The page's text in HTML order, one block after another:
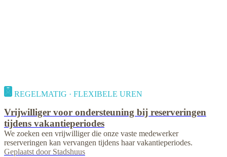
REGELMATIG · FLEXIBELE UREN
Vrijwilliger voor ondersteuning bij reserveringen
tijdens vakantieperiodes
We zoeken een vrijwilliger die onze vaste medewerker
reserveringen kan vervangen tijdens haar vakantieperiodes.
Geplaatst door Stadshuus